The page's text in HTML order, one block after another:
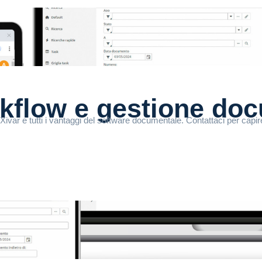
e gestione
e tutti i vantaggi del software documentale. Contattaci per